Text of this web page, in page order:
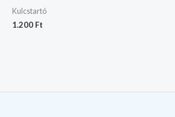
Kulcstartó
1.200 Ft